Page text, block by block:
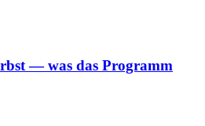
— was das Programm